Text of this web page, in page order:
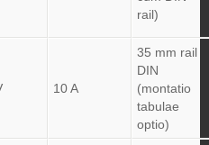
rail)
10 A
35 mm rail
DIN
(montatio
tabulae
optio)